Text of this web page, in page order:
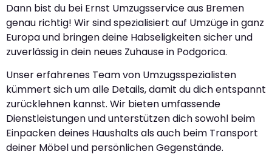
Dann bist du bei Ernst Umzugsservice aus Bremen
genau richtig! Wir sind spezialisiert auf Umzüge in ganz
Europa und bringen deine Habseligkeiten sicher und
zuverlässig in dein neues Zuhause in Podgorica.
Unser erfahrenes Team von Umzugsspezialisten
kümmert sich um alle Details, damit du dich entspannt
zurücklehnen kannst. Wir bieten umfassende
Dienstleistungen und unterstützen dich sowohl beim
Einpacken deines Haushalts als auch beim Transport
deiner Möbel und persönlichen Gegenstände.